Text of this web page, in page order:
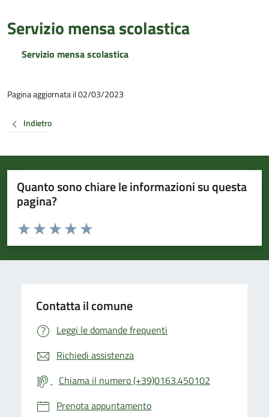
Servizio mensa scolastica
Servizio mensa scolastica
Pagina aggiornata il 02/03/2023
Indietro
Quanto sono chiare le informazioni su questa
pagina?
Valuta da 1 a 5 stelle la pagina
Valuta 5 stelle su 5
Valuta 4 stelle su 5
Valuta 3 stelle su 5
Valuta 2 stelle su 5
Valuta 1 stelle su 5
Contatta il comune
Leggi le domande frequenti
Richiedi assistenza
Chiama il numero (+39)0163.450102
Prenota appuntamento